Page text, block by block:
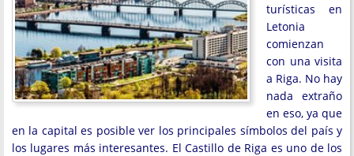
turísticas en
Letonia
comienzan
con una visita
a Riga. No hay
nada extraño
en eso, ya que
en la capital es posible ver los principales símbolos del país y
los lugares más interesantes. El Castillo de Riga es uno de los